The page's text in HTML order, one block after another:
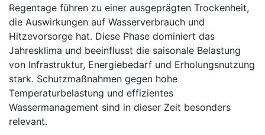
Regentage führen zu einer ausgeprägten Trockenheit,
die Auswirkungen auf Wasserverbrauch und
Hitzevorsorge hat. Diese Phase dominiert das
Jahresklima und beeinflusst die saisonale Belastung
von Infrastruktur, Energiebedarf und Erholungsnutzung
stark. Schutzmaßnahmen gegen hohe
Temperaturbelastung und effizientes
Wassermanagement sind in dieser Zeit besonders
relevant.